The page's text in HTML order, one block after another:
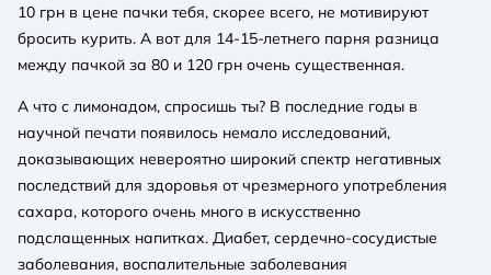
10 грн в цене пачки тебя, скорее всего, не мотивируют
бросить курить. А вот для 14-15-летнего парня разница
между пачкой за 80 и 120 грн очень существенная.
А что с лимонадом, спросишь ты? В последние годы в
научной печати появилось немало исследований,
доказывающих невероятно широкий спектр негативных
последствий для здоровья от чрезмерного употребления
сахара, которого очень много в искусственно
подслащенных напитках. Диабет, сердечно-сосудистые
заболевания, воспалительные заболевания